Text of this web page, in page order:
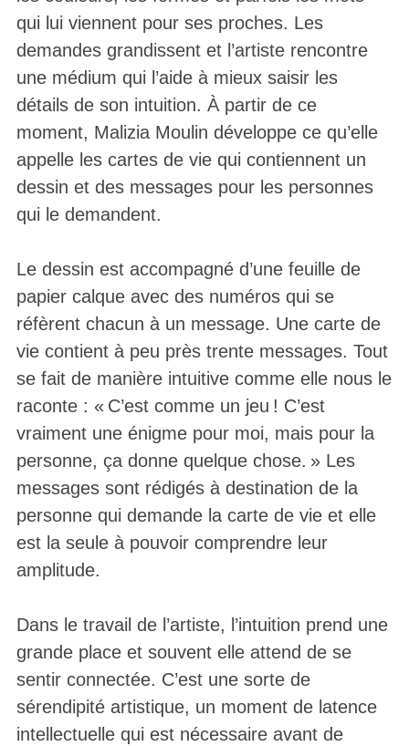
qui lui viennent pour ses proches. Les
demandes grandissent et l’artiste rencontre
une médium qui l’aide à mieux saisir les
détails de son intuition. À partir de ce
moment, Malizia Moulin développe ce qu’elle
appelle les cartes de vie qui contiennent un
dessin et des messages pour les personnes
qui le demandent.
Le dessin est accompagné d’une feuille de
papier calque avec des numéros qui se
réfèrent chacun à un message. Une carte de
vie contient à peu près trente messages. Tout
se fait de manière intuitive comme elle nous le
raconte : « C’est comme un jeu ! C’est
vraiment une énigme pour moi, mais pour la
personne, ça donne quelque chose. » Les
messages sont rédigés à destination de la
personne qui demande la carte de vie et elle
est la seule à pouvoir comprendre leur
amplitude.
Dans le travail de l’artiste, l’intuition prend une
grande place et souvent elle attend de se
sentir connectée. C’est une sorte de
sérendipité artistique, un moment de latence
intellectuelle qui est nécessaire avant de